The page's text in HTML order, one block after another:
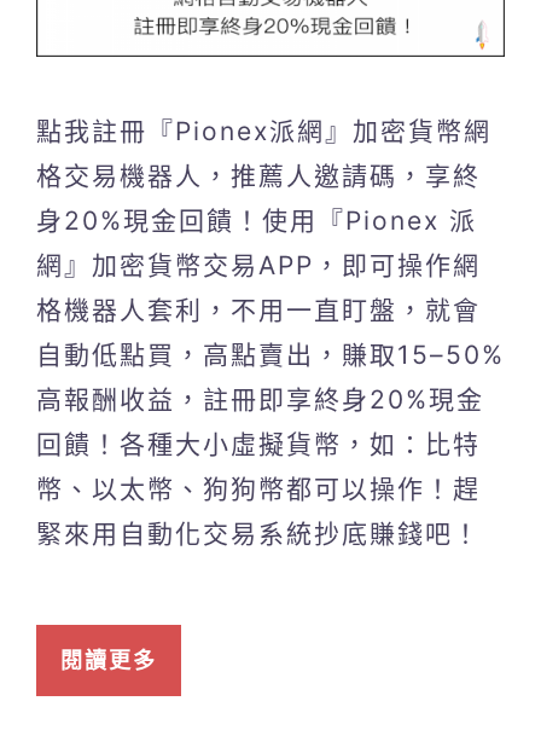
點我註冊『Pionex派網』加密貨幣網
格交易機器人，推薦人邀請碼，享終
身20%現金回饋！使用『Pionex 派
網』加密貨幣交易APP，即可操作網
格機器人套利，不用一直盯盤，就會
自動低點買，高點賣出，賺取15–50%
高報酬收益，註冊即享終身20%現金
回饋！各種大小虛擬貨幣，如：比特
幣、以太幣、狗狗幣都可以操作！趕
緊來用自動化交易系統抄底賺錢吧！
閱讀更多